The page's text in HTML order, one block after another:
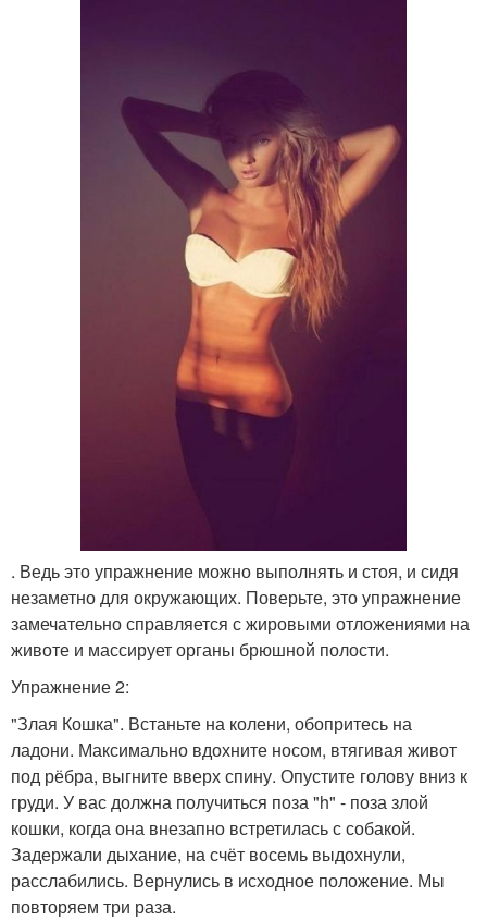
. Ведь это упражнение можно выполнять и стоя, и сидя
незаметно для окружающих. Поверьте, это упражнение
замечательно справляется с жировыми отложениями на
животе и массирует органы брюшной полости.
Упражнение 2:
"Злая Кошка". Встаньте на колени, обопритесь на
ладони. Максимально вдохните носом, втягивая живот
под рёбра, выгните вверх спину. Опустите голову вниз к
груди. У вас должна получиться поза "h" - поза злой
кошки, когда она внезапно встретилась с собакой.
Задержали дыхание, на счёт восемь выдохнули,
расслабились. Вернулись в исходное положение. Мы
повторяем три раза.